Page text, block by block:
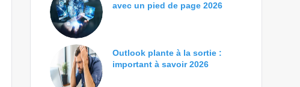
avec un pied de page 2026
Outlook plante à la sortie :
important à savoir 2026